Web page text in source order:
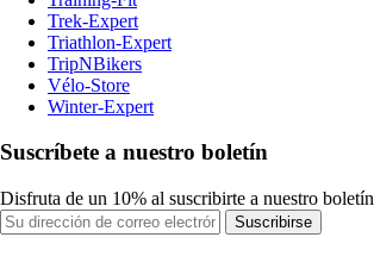
Trek-Expert
Triathlon-Expert
TripNBikers
Vélo-Store
Winter-Expert
Suscríbete a nuestro boletín
Disfruta de un 10% al suscribirte a nuestro boletín
Suscribirse